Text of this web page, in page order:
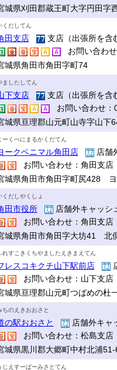
城県刈田郡蔵王町大字円田字
くだしてん
田支店
支店（出張所を含
お問い合わ
城県角田市角田字町74
ましたしてん
下支店
支店（出張所を含
お問い合わせ：
城県亘理郡山元町山寺字山下
ーくべにまるかくだてん
ークベニマル角田店
店舗
お問い合わせ：角田支店
城県角田市角田字町尻428
くだしやくしょ
田市役所
店舗外キャッシ
お問い合わせ：角田支店
城県角田市角田字大坊41 北
れすこきくちやましたえきまえてん
レスコキクチ山下駅前店
お問い合わせ：山下支店
城県亘理郡山元町つばめの杜
ちのえきおおさと
の駅おおさと
店舗外キャ
お問い合わせ：松島支店
城県黒川郡大郷町中村北浦
じえすーぱーみさとてん